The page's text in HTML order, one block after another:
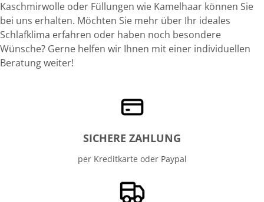
Kaschmirwolle oder Füllungen wie Kamelhaar können Sie
bei uns erhalten. Möchten Sie mehr über Ihr ideales
Schlafklima erfahren oder haben noch besondere
Wünsche? Gerne helfen wir Ihnen mit einer individuellen
Beratung weiter!
SICHERE ZAHLUNG
per Kreditkarte oder Paypal